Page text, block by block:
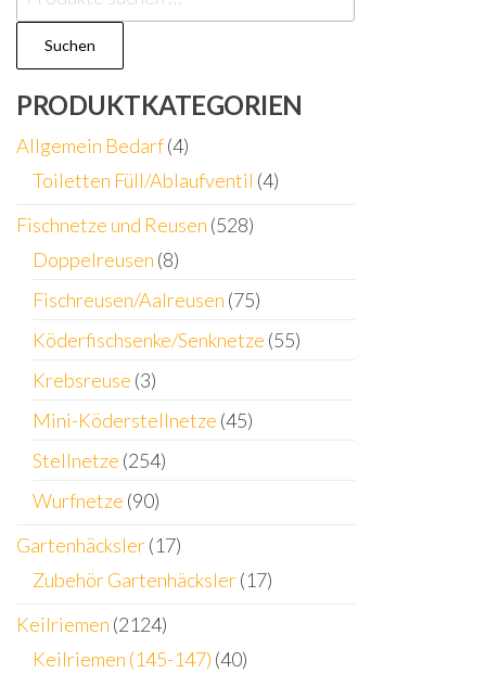
nach:
Suchen
PRODUKTKATEGORIEN
Allgemein Bedarf(4)
Toiletten Füll/Ablaufventil (4)
Fischnetze und Reusen (528)
Doppelreusen (8)
Fischreusen/Aalreusen (75)
Köderfischsenke/Senknetze (55)
Krebsreuse (3)
Mini-Köderstellnetze (45)
Stellnetze (254)
Wurfnetze (90)
Gartenhäcksler(17)
Zubehör Gartenhäcksler(17)
Keilriemen (2124)
Keilriemen (145-147) (40)